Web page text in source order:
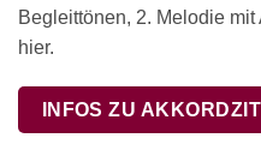
Begleittönen, 2. Melodie
hier.
INFOS ZU